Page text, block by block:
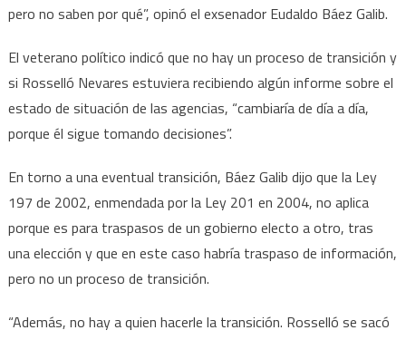
pero no saben por qué”, opinó el exsenador Eudaldo Báez Galib.
El veterano político indicó que no hay un proceso de transición y
si Rosselló Nevares estuviera recibiendo algún informe sobre el
estado de situación de las agencias, “cambiaría de día a día,
porque él sigue tomando decisiones”.
En torno a una eventual transición, Báez Galib dijo que la Ley
197 de 2002, enmendada por la Ley 201 en 2004, no aplica
porque es para traspasos de un gobierno electo a otro, tras
una elección y que en este caso habría traspaso de información,
pero no un proceso de transición.
“Además, no hay a quien hacerle la transición. Rosselló se sacó